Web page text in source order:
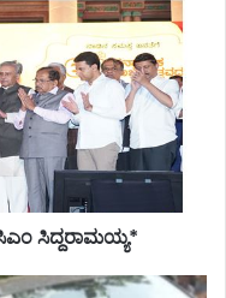
ಸಿದ್ದರಾಮಯ್ಯ*